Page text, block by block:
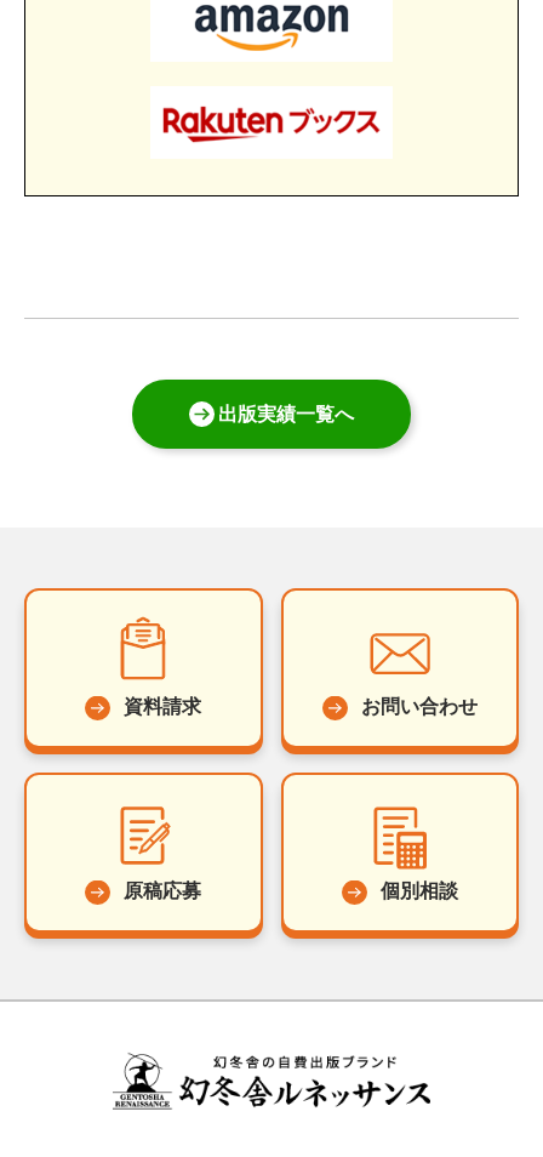
出版実績一覧へ
資料請求 お問い合わせ
原稿応募 個別相談